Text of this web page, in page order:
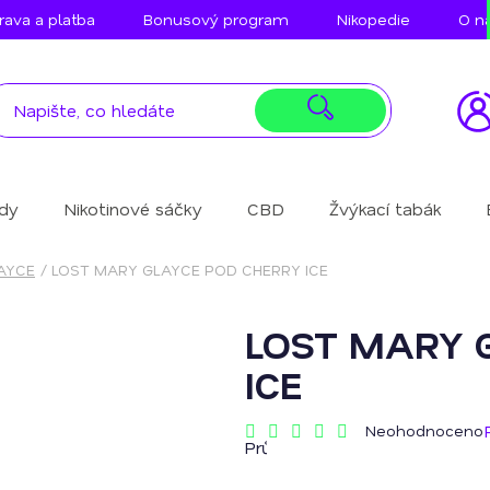
a platba Bonusový program Nikopedie O
Nikotinové sáčky CBD Žvýkací tabák
/ LOST MARY GLAYCE POD CHERRY ICE
LOST MARY
ICE
Průměrné
Neohodnoceno